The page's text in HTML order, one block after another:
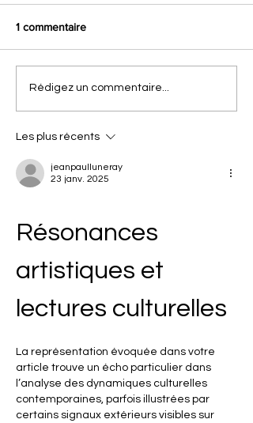
1 commentaire
Rédigez un commentaire...
Les plus récents
jeanpaulluneray
23 janv. 2025
Résonances
artistiques et
lectures culturelles
La représentation évoquée dans votre
article trouve un écho particulier dans
l’analyse des dynamiques culturelles
contemporaines, parfois illustrées par
certains signaux extérieurs visibles sur